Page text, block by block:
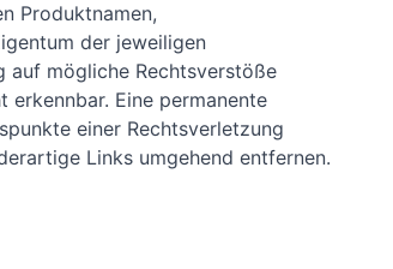
Produktnamen,
der jeweiligen
auf mögliche Rechtsverstöße
Eine permanente
einer Rechtsverletzung
Links umgehend entfernen.